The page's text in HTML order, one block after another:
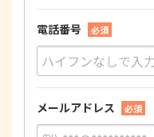
電話番号 必須
メールアドレス 必須